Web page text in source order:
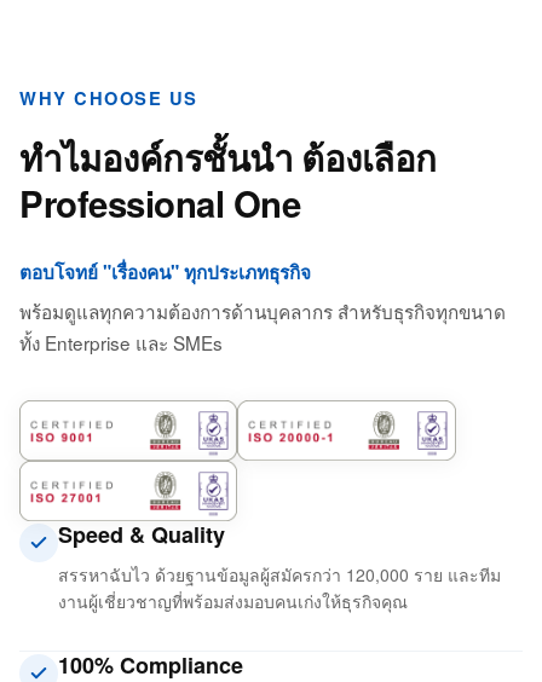
WHY CHOOSE US
ทำไมองค์กรชั้นนำ ต้องเลือก
Professional One
ตอบโจทย์ "เรื่องคน" ทุกประเภทธุรกิจ
พร้อมดูแลทุกความต้องการด้านบุคลากร สำหรับธุรกิจทุกขนาด
ทั้ง Enterprise และ SMEs
Speed & Quality
สรรหาฉับไว ด้วยฐานข้อมูลผู้สมัครกว่า 120,000 ราย และทีม
งานผู้เชี่ยวชาญที่พร้อมส่งมอบคนเก่งให้ธุรกิจคุณ
100% Compliance